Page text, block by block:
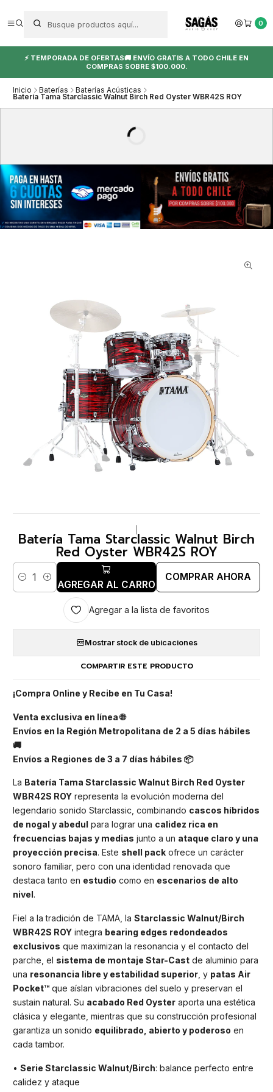
0
⚡ TEMPORADA DE OFERTAS🚚 ENVÍO GRATIS A TODO CHILE EN
COMPRAS SOBRE $100.000.
Inicio Baterías Baterías Acústicas
Batería Tama Starclassic Walnut Birch Red Oyster WBR42S ROY
Batería Tama Starclassic Walnut Birch
Red Oyster WBR42S ROY
Cantidad AGREGAR AL CARRO
COMPRAR AHORA
Agregar a la lista de favoritos
Mostrar stock de ubicaciones
COMPARTIR ESTE PRODUCTO
¡Compra Online y Recibe en Tu Casa!
Venta exclusiva en línea 🌐
Envíos en la Región Metropolitana de 2 a 5 días hábiles
🚚
Envíos a Regiones de 3 a 7 días hábiles 📦
La Batería Tama Starclassic Walnut Birch Red Oyster
WBR42S ROY representa la evolución moderna del
legendario sonido Starclassic, combinando cascos híbridos
de nogal y abedul para lograr una calidez rica en
frecuencias bajas y medias junto a un ataque claro y una
proyección precisa. Este shell pack ofrece un carácter
sonoro familiar, pero con una identidad renovada que
destaca tanto en estudio como en escenarios de alto
nivel.
Fiel a la tradición de TAMA, la Starclassic Walnut/Birch
WBR42S ROY integra bearing edges redondeados
exclusivos que maximizan la resonancia y el contacto del
parche, el sistema de montaje Star-Cast de aluminio para
una resonancia libre y estabilidad superior , y patas Air
Pocket™ que aíslan vibraciones del suelo y preservan el
sustain natural. Su acabado Red Oyster aporta una estética
clásica y elegante, mientras que su construcción profesional
garantiza un sonido equilibrado, abierto y poderoso en
cada tambor.
• Serie Starclassic Walnut/Birch: balance perfecto entre
calidez y ataque